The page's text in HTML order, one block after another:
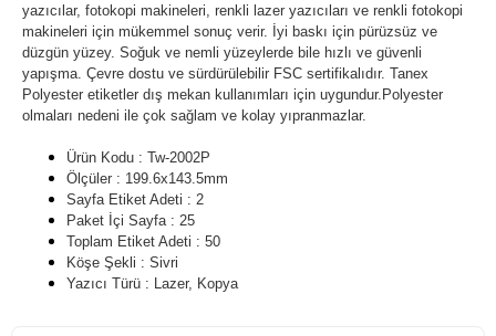
900 TL Üzeri Kargo Ücretsiz
yazıcılar, fotokopi makineleri, renkli lazer yazıcıları ve renkli fotokopi
makineleri için mükemmel sonuç verir. İyi baskı için pürüzsüz ve
düzgün yüzey. Soğuk ve nemli yüzeylerde bile hızlı ve güvenli
yapışma. Çevre dostu ve sürdürülebilir FSC sertifikalıdır. Tanex
Polyester etiketler dış mekan kullanımları için uygundur.Polyester
olmaları nedeni ile çok sağlam ve kolay yıpranmazlar.
Ürün Kodu : Tw-2002P
Ölçüler : 199.6x143.5mm
Sayfa Etiket Adeti : 2
Paket İçi Sayfa : 25
Toplam Etiket Adeti : 50
Köşe Şekli : Sivri
Yazıcı Türü : Lazer, Kopya